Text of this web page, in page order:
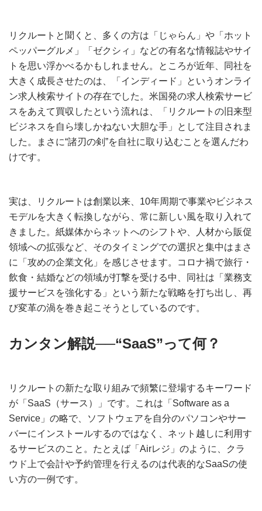
リクルートと聞くと、多くの方は「じゃらん」や「ホット
ペッパーグルメ」「ゼクシィ」などの有名な情報誌やサイ
トを思い浮かべるかもしれません。ところが近年、同社を
大きく成長させたのは、「インディード」というオンライ
ン求人検索サイトの存在でした。米国発の求人検索サービ
スをあえて買収したという流れは、「リクルートの旧来型
ビジネスを自ら壊しかねない大胆な手」として注目されま
した。まさに“諸刃の剣”を自社に取り込むことを選んだわ
けです。
実は、リクルートは創業以来、10年周期で事業やビジネス
モデルを大きく転換しながら、常に新しい風を取り入れて
きました。紙媒体からネットへのシフトや、人材から販促
領域への拡張など、そのタイミングでの選択と集中はまさ
に「攻めの企業文化」を感じさせます。コロナ禍で旅行・
飲食・結婚などの領域が打撃を受ける中、同社は「業務支
援サービスを強化する」という新たな戦略を打ち出し、再
び変革の渦を巻き起こそうとしているのです。
カンタン解説──“SaaS”って何？
リクルートの新たな取り組みで頻繁に登場するキーワード
が「SaaS（サース）」です。これは「Software as a
Service」の略で、ソフトウェアを自分のパソコンやサー
バーにインストールするのではなく、ネット越しに利用す
るサービスのこと。たとえば「Airレジ」のように、クラ
ウド上で会計や予約管理を行えるのは代表的なSaaSの使
い方の一例です。